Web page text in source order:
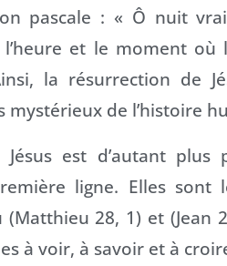
pascale : « Ô nuit
et le moment où
la résurrection de
mystérieux de l’histoire
est d’autant plus
ligne. Elles sont
28, 1) et (Jean
à voir, à savoir et à